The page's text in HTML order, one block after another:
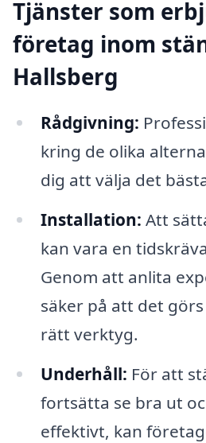
Tjänster som
företag inom
Hallsberg
Rådgivning:
kring de olika
dig att välja det
Installation: Att
kan vara en
Genom att anlita
säker på att det
rätt verktyg.
Underhåll: För att
fortsätta se bra ut
effektivt, kan